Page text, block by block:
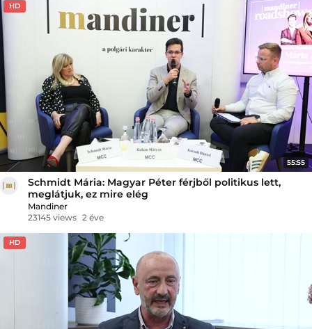
HD
55:55
Schmidt Mária: Magyar Péter férjből politikus lett,
meglátjuk, ez mire elég
Mandiner
23145 views 2 éve
HD